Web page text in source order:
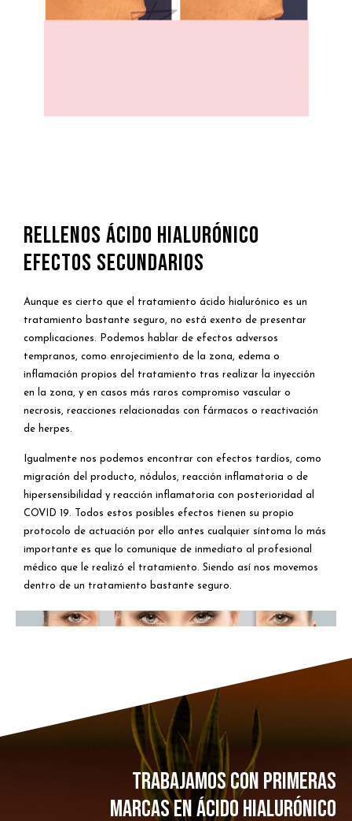
RELLENOS ÁCIDO HIALURÓNICO
EFECTOS SECUNDARIOS
Aunque es cierto que el tratamiento ácido hialurónico es un
tratamiento bastante seguro, no está exento de presentar
complicaciones. Podemos hablar de efectos adversos
tempranos, como enrojecimiento de la zona, edema o
inflamación propios del tratamiento tras realizar la inyección
en la zona, y en casos más raros compromiso vascular o
necrosis, reacciones relacionadas con fármacos o reactivación
de herpes.
Igualmente nos podemos encontrar con efectos tardíos, como
migración del producto, nódulos, reacción inflamatoria o de
hipersensibilidad y reacción inflamatoria con posterioridad al
COVID 19. Todos estos posibles efectos tienen su propio
protocolo de actuación por ello antes cualquier síntoma lo más
importante es que lo comunique de inmediato al profesional
médico que le realizó el tratamiento. Siendo así nos movemos
dentro de un tratamiento bastante seguro.
TRABAJAMOS CON PRIMERAS
MARCAS EN ÁCIDO HIALURÓNICO